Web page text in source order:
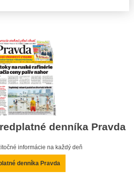
denníka Pravda
informácie na každý deň
denníka Pravda